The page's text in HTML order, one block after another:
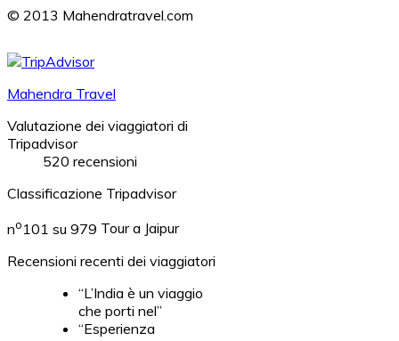
© 2013 Mahendratravel.com
Mahendra Travel
Valutazione dei viaggiatori di
Tripadvisor
520 recensioni
Classificazione Tripadvisor
no101 su 979 Tour a Jaipur
Recensioni recenti dei viaggiatori
“L’India è un viaggio
che porti nel”
“Esperienza